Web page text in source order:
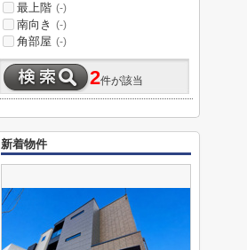
最上階 (-)
南向き (-)
角部屋 (-)
2件が該当
新着物件